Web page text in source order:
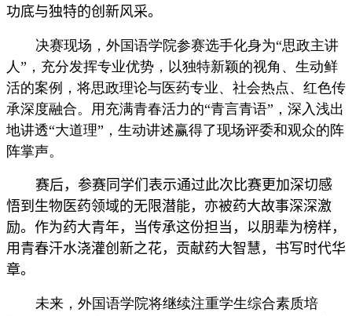
特色品牌
关工委
English
功底与独特的创新风采。
决赛现场，外国语学院参赛选手化身为“思政主讲
人”，充分发挥专业优势，以独特新颖的视角、生动鲜
活的案例，将思政理论与医药专业、社会热点、红色传
承深度融合。用充满青春活力的“青言青语”，深入浅出
地讲透“大道理”，生动讲述赢得了现场评委和观众的阵
阵掌声。
赛后， 参赛同学们表示通过此次比赛更加 深切感
悟到 生物医药领域的无限潜能，亦被药大故事深深激
励。作为药大青年，当传承这份担当，以朋辈为榜样，
用青春汗水浇灌创新之花，贡献药大智慧，书写时代华
章。
未来，外国语学院将继续注重学生综合素质培